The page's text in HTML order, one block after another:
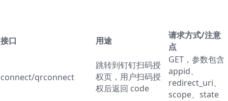
接口 用途
请求方式/注意
点
connect/qrconnect
跳转到钉钉扫码授
权页，用户扫码授
权后返回 code
GET，参数包含
appid、
redirect_uri、
scope、state